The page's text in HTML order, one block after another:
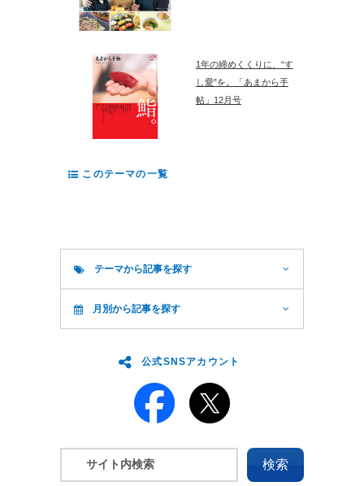
1年の締めくくりに、“す
し愛”を。「あまから手
帖」12月号
このテーマの一覧
テーマから記事を探す
月別から記事を探す
公式SNSアカウント